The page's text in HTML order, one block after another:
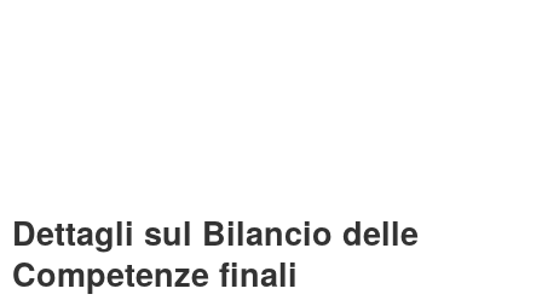
Dettagli sul Bilancio delle
Competenze finali